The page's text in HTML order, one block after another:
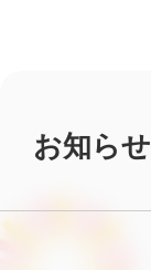
お知らせ